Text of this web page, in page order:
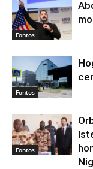
Fontos
Fontos
Fontos